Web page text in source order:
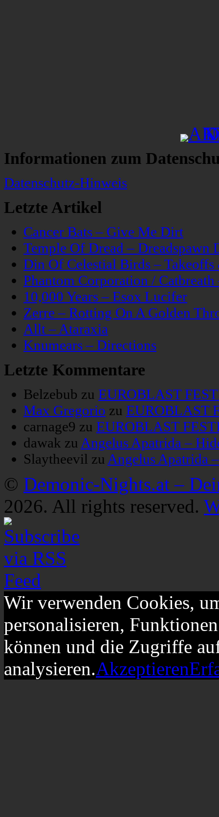
Informationen zum
Datenschutz-Hinweis
Letzte Artikel
Cancer Bats – Give Me Dirt
Temple Of Dread – Dreadspawn
Din Of Celestial Birds –
Phantom Corporation /
10,000 Years – Esox Lucifer
Zerre – Rotting On A Golden
Allt – Ataraxia
Knumears – Directions
Letzte Kommentare
Belzebub zu EUROBLAST
Max Gregorio zu EUROBLAST
carnage9 zu EUROBLAST
dawak zu Angelus Apatrida –
Slaytheevil zu Angelus Apatrida
© Demonic-Nights.at –
2026. All rights reserved.
Wir verwenden Cookies,
personalisieren,
können und die Zugriffe
analysieren.Akzeptieren